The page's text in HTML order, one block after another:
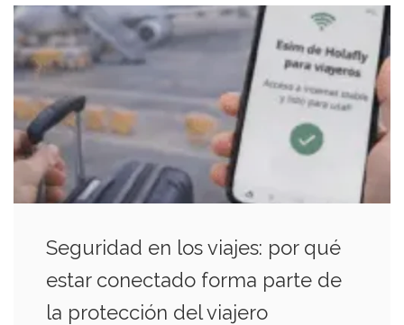
Seguridad en los viajes: por qué
estar conectado forma parte de
la protección del viajero